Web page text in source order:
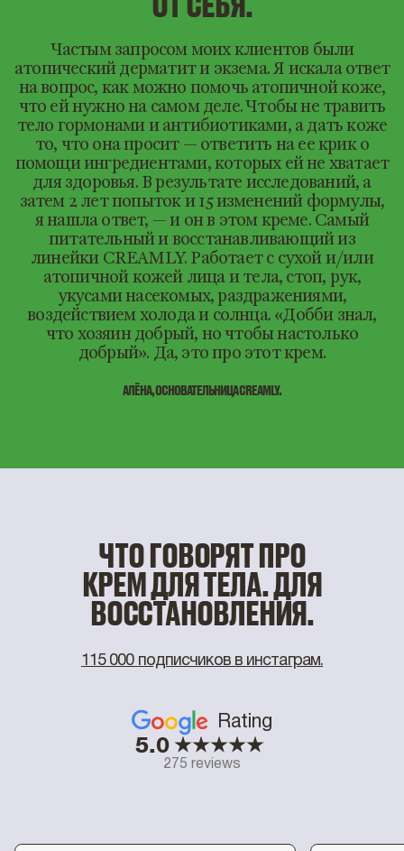
Частым запросом моих клиентов были
атопический дерматит и экзема. Я искала ответ
на вопрос, как можно помочь атопичной коже,
что ей нужно на самом деле. Чтобы не травить
тело гормонами и антибиотиками, а дать коже
то, что она просит — ответить на ее крик о
помощи ингредиентами, которых ей не хватает
для здоровья. В результате исследований, а
затем 2 лет попыток и 15 изменений формулы,
я нашла ответ, — и он в этом креме. Самый
питательный и восстанавливающий из
линейки CREAMLY. Работает с сухой и/или
атопичной кожей лица и тела, стоп, рук,
укусами насекомых, раздражениями,
воздействием холода и солнца. «Добби знал,
что хозяин добрый, но чтобы настолько
добрый». Да, это про этот крем.
АЛЁНА, ОСНОВАТЕЛЬНИЦА CREAMLY.
ЧТО ГОВОРЯТ ПРО
КРЕМ ДЛЯ ТЕЛА. ДЛЯ
ВОССТАНОВЛЕНИЯ.
115 000 подписчиков в инстаграм.
Rating
5.0
275 reviews